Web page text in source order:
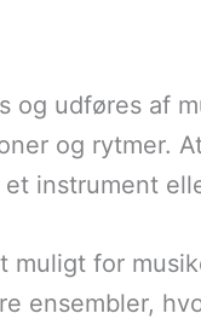
og udføres af
og rytmer.
instrument
muligt for
ensembler,